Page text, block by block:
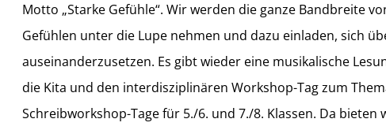
Motto „Starke Gefühle“. Wir werden die ganze Bandbreite
Gefühlen unter die Lupe nehmen und dazu einladen, sich
auseinanderzusetzen. Es gibt wieder eine musikalische
die Kita und den interdisziplinären Workshop-Tag zum
Schreibworkshop-Tage für 5./6. und 7./8. Klassen. Da